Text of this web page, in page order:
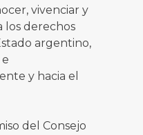
vivenciar y
los derechos
argentino,
y hacia el
del Consejo